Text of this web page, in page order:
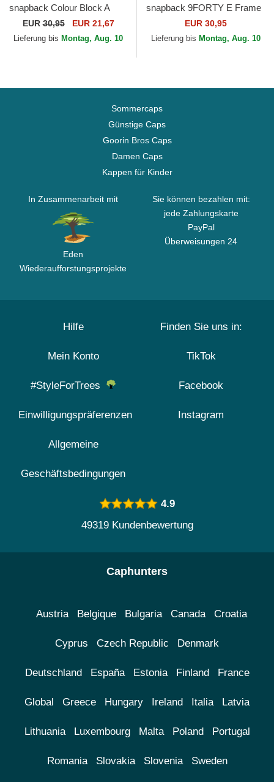
snapback Colour Block A
Frame der New York
Yankees MLB von New Era
EUR30,95 EUR 21,67
Lieferung bis Montag, Aug. 10
snapback 9FORTY E Frame
Core der Associazione
Sportiva Roma Serie A von...
EUR 30,95
Lieferung bis Montag, Aug. 10
Sommercaps
Günstige Caps
Goorin Bros Caps
Damen Caps
Kappen für Kinder
In Zusammenarbeit mit
Eden
Wiederaufforstungsprojekte
Sie können bezahlen mit:
jede Zahlungskarte
PayPal
Überweisungen 24
Hilfe
Mein Konto
#StyleForTrees
Einwilligungspräferenzen
Allgemeine
Geschäftsbedingungen
Finden Sie uns in:
TikTok
Facebook
Instagram
4.9
49319 Kundenbewertung
Caphunters
Austria Belgique Bulgaria Canada Croatia
Cyprus Czech Republic Denmark
Deutschland España Estonia Finland France
Global Greece Hungary Ireland Italia Latvia
Lithuania Luxembourg Malta Poland Portugal
Romania Slovakia Slovenia Sweden